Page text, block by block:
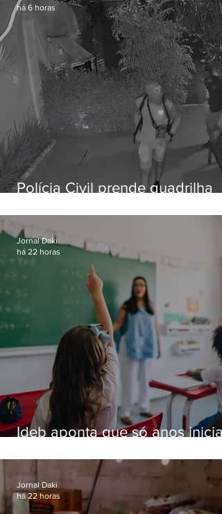
Polícia Civil prende quadrilha
residências de luxo no Rio
há 6 horas
Ideb aponta que só anos
educação
Jornal Daki
há 22 horas
Jornal Daki
há 22 horas